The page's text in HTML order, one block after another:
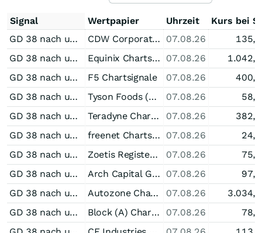
Signal Wertpapier Uhrzeit
Kurs bei
GD 38 nach unten durchkreuzt bei CDW Corporation
CDW Corporation Chartsignale 07.08.26
GD 38 nach unten durchkreuzt bei Equinix
Equinix Chartsignale 07.08.26
GD 38 nach unten durchkreuzt bei F5
F5 Chartsignale 07.08.26
GD 38 nach unten durchkreuzt bei Tyson Foods (A)
Tyson Foods (A) Chartsignale 07.08.26
GD 38 nach unten durchkreuzt bei Teradyne
Teradyne Chartsignale 07.08.26
GD 38 nach unten durchkreuzt bei freenet
freenet Chartsignale 07.08.26
GD 38 nach unten durchkreuzt bei Zoetis Registered (A)
Zoetis Registered (A) Chartsignale 07.08.26
GD 38 nach unten durchkreuzt bei Arch Capital Group
Arch Capital Group Chartsignale 07.08.26
GD 38 nach unten durchkreuzt bei Autozone
Autozone Chartsignale 07.08.26
GD 38 nach unten durchkreuzt bei Block (A)
Block (A) Chartsignale 07.08.26